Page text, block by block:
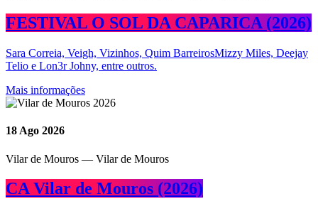
FESTIVAL O SOL DA CAPARICA (2026)
Sara Correia, Veigh, Vizinhos, Quim BarreirosMizzy Miles, Deejay
Telio e Lon3r Johny, entre outros.
Mais informações
18 Ago 2026
Vilar de Mouros — Vilar de Mouros
CA Vilar de Mouros (2026)